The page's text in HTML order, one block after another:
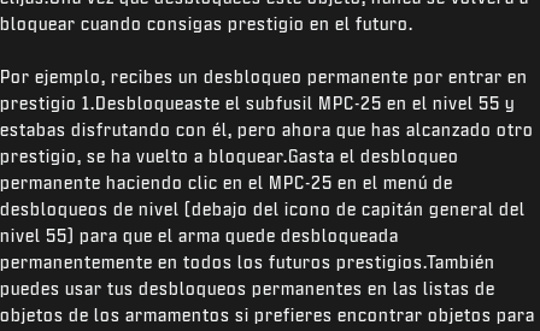
bloquear cuando consigas prestigio en el futuro.
Por ejemplo, recibes un desbloqueo permanente por entrar en
prestigio 1.Desbloqueaste el subfusil MPC-25 en el nivel 55 y
estabas disfrutando con él, pero ahora que has alcanzado otro
prestigio, se ha vuelto a bloquear.Gasta el desbloqueo
permanente haciendo clic en el MPC-25 en el menú de
desbloqueos de nivel (debajo del icono de capitán general del
nivel 55) para que el arma quede desbloqueada
permanentemente en todos los futuros prestigios.También
puedes usar tus desbloqueos permanentes en las listas de
objetos de los armamentos si prefieres encontrar objetos para